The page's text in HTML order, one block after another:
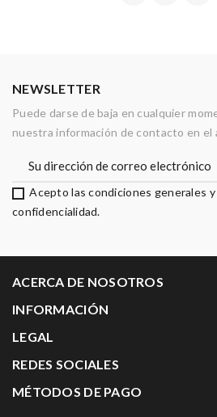
NEWSLETTER
Puede darse de baja en cualquier
nuestra información de contacto en el
Acepto las condiciones generales
confidencialidad.
ACERCA DE NOSOTROS
INFORMACIÓN
LEGAL
REDES SOCIALES
MÉTODOS DE PAGO